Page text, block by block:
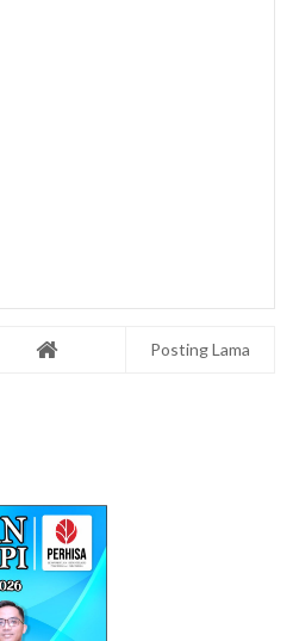
Posting Lama